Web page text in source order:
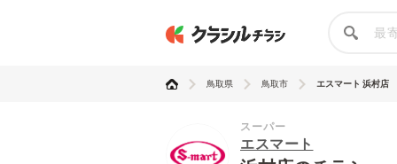
鳥取県 鳥取市 エスマート 浜村店
スーパー
エスマート